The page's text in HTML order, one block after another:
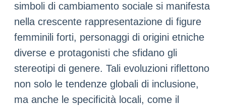
simboli di cambiamento sociale si manifesta
nella crescente rappresentazione di figure
femminili forti, personaggi di origini etniche
diverse e protagonisti che sfidano gli
stereotipi di genere. Tali evoluzioni riflettono
non solo le tendenze globali di inclusione,
ma anche le specificità locali, come il